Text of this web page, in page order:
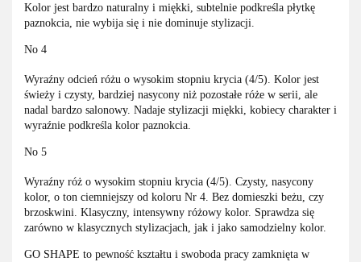
Kolor jest bardzo naturalny i miękki, subtelnie podkreśla płytkę
paznokcia, nie wybija się i nie dominuje stylizacji.
No 4
Wyraźny odcień różu o wysokim stopniu krycia (4/5). Kolor jest
świeży i czysty, bardziej nasycony niż pozostałe róże w serii, ale
nadal bardzo salonowy. Nadaje stylizacji miękki, kobiecy charakter i
wyraźnie podkreśla kolor paznokcia.
No 5
Wyraźny róż o wysokim stopniu krycia (4/5). Czysty, nasycony
kolor, o ton ciemniejszy od koloru Nr 4. Bez domieszki beżu, czy
brzoskwini. Klasyczny, intensywny różowy kolor. Sprawdza się
zarówno w klasycznych stylizacjach, jak i jako samodzielny kolor.
GO SHAPE to pewność kształtu i swoboda pracy zamknięta w